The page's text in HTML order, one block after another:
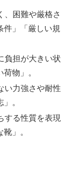
、困難や厳格さ
件」「厳しい規
負担が大きい状
物」。
い力強さや耐性
。
する性質を表現
」。